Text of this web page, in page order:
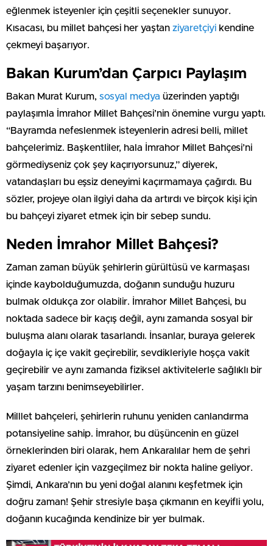
eğlenmek isteyenler için çeşitli seçenekler sunuyor.
Kısacası, bu millet bahçesi her yaştan ziyaretçiyi kendine
çekmeyi başarıyor.
Bakan Kurum’dan Çarpıcı Paylaşım
Bakan Murat Kurum, sosyal medya üzerinden yaptığı
paylaşımla İmrahor Millet Bahçesi’nin önemine vurgu yaptı.
“Bayramda nefeslenmek isteyenlerin adresi belli, millet
bahçelerimiz. Başkentliler, hala İmrahor Millet Bahçesi’ni
görmediyseniz çok şey kaçırıyorsunuz,” diyerek,
vatandaşları bu eşsiz deneyimi kaçırmamaya çağırdı. Bu
sözler, projeye olan ilgiyi daha da artırdı ve birçok kişi için
bu bahçeyi ziyaret etmek için bir sebep sundu.
Neden İmrahor Millet Bahçesi?
Zaman zaman büyük şehirlerin gürültüsü ve karmaşası
içinde kaybolduğumuzda, doğanın sunduğu huzuru
bulmak oldukça zor olabilir. İmrahor Millet Bahçesi, bu
noktada sadece bir kaçış değil, aynı zamanda sosyal bir
buluşma alanı olarak tasarlandı. İnsanlar, buraya gelerek
doğayla iç içe vakit geçirebilir, sevdikleriyle hoşça vakit
geçirebilir ve aynı zamanda fiziksel aktivitelerle sağlıklı bir
yaşam tarzını benimseyebilirler.
Milllet bahçeleri, şehirlerin ruhunu yeniden canlandırma
potansiyeline sahip. İmrahor, bu düşüncenin en güzel
örneklerinden biri olarak, hem Ankaralılar hem de şehri
ziyaret edenler için vazgeçilmez bir nokta haline geliyor.
Şimdi, Ankara’nın bu yeni doğal alanını keşfetmek için
doğru zaman! Şehir stresiyle başa çıkmanın en keyifli yolu,
doğanın kucağında kendinize bir yer bulmak.